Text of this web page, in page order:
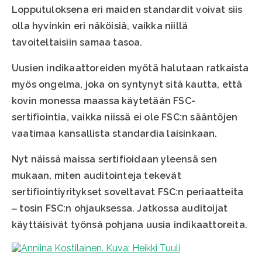
Lopputuloksena eri maiden standardit voivat siis
olla hyvinkin eri näköisiä, vaikka niillä
tavoiteltaisiin samaa tasoa.
Uusien indikaattoreiden myötä halutaan ratkaista
myös ongelma, joka on syntynyt sitä kautta, että
kovin monessa maassa käytetään FSC-
sertifiointia, vaikka niissä ei ole FSC:n sääntöjen
vaatimaa kansallista standardia laisinkaan.
Nyt näissä maissa sertifioidaan yleensä sen
mukaan, miten auditointeja tekevät
sertifiointiyritykset soveltavat FSC:n periaatteita
‒ tosin FSC:n ohjauksessa. Jatkossa auditoijat
käyttäisivät työnsä pohjana uusia indikaattoreita.